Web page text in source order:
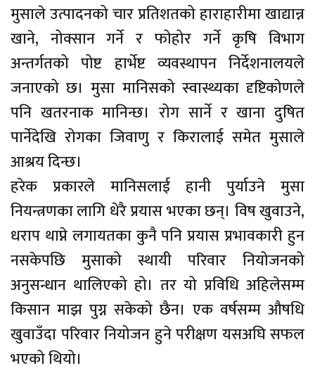
मुसाले उत्पादनको चार प्रतिशतको हाराहारीमा खाद्यान्न
खाने, नोक्सान गर्ने र फोहोर गर्ने कृषि विभाग
अन्तर्गतको पोष्ट हार्भेष्ट व्यवस्थापन निर्देशनालयले
जनाएको छ। मुसा मानिसको स्वास्थ्यका दृष्टिकोणले
पनि खतरनाक मानिन्छ। रोग सार्ने र खाना दुषित
पार्नेदेखि रोगका जिवाणु र किरालाई समेत मुसाले
आश्रय दिन्छ।
हरेक प्रकारले मानिसलाई हानी पुर्याउने मुसा
नियन्त्रणका लागि धेरै प्रयास भएका छन्। विष खुवाउने,
धराप थाप्ने लगायतका कुनै पनि प्रयास प्रभावकारी हुन
नसकेपछि मुसाको स्थायी परिवार नियोजनको
अनुसन्धान थालिएको हो। तर यो प्रविधि अहिलेसम्म
किसान माझ पुग्न सकेको छैन। एक वर्षसम्म औषधि
खुवाउँदा परिवार नियोजन हुने परीक्षण यसअघि सफल
भएको थियो।